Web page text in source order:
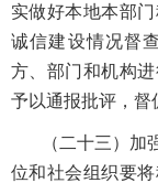
实做好本地本部
诚信建设情况督
方、部门和机构
予以通报批评，督
（二十三）
位和社会组织要